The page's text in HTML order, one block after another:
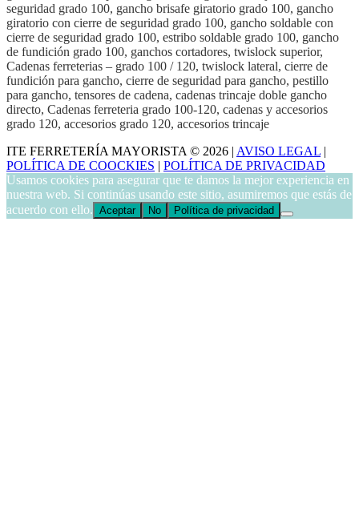
seguridad grado 100, gancho brisafe giratorio grado 100, gancho
giratorio con cierre de seguridad grado 100, gancho soldable con
cierre de seguridad grado 100, estribo soldable grado 100, gancho
de fundición grado 100, ganchos cortadores, twislock superior,
Cadenas ferreterias – grado 100 / 120, twislock lateral, cierre de
fundición para gancho, cierre de seguridad para gancho, pestillo
para gancho, tensores de cadena, cadenas trincaje doble gancho
directo, Cadenas ferreteria grado 100-120, cadenas y accesorios
grado 120, accesorios grado 120, accesorios trincaje
ITE FERRETERÍA MAYORISTA © 2026 | AVISO LEGAL |
POLÍTICA DE COOCKIES | POLÍTICA DE PRIVACIDAD
Usamos cookies para asegurar que te damos la mejor experiencia en
nuestra web. Si continúas usando este sitio, asumiremos que estás de
acuerdo con ello. Aceptar No Política de privacidad